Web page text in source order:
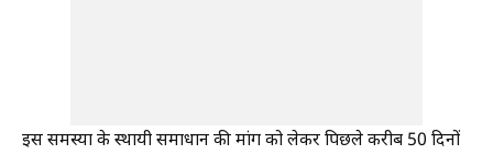
इस समस्या के स्थायी समाधान की मांग को लेकर पिछले करीब 50 दिनों